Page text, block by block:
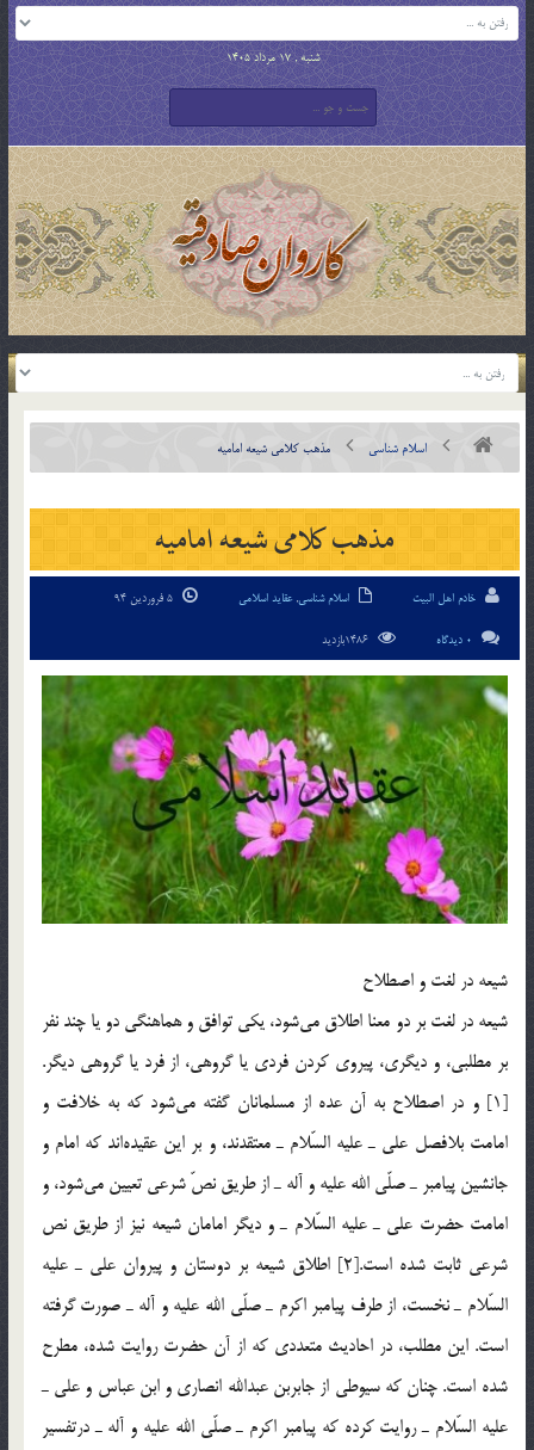
شنبه , 17 مرداد 1405
اسلام شناسی مذهب كلامی شيعه اماميه
مذهب كلامی شيعه اماميه
خادم اهل البیت اسلام شناسی,عقاید اسلامی
0 دیدگاه
شيعه در لغت و اصطلاح
شيعه در لغت بر دو معنا اطلاق مي‌شود، يكي توافق و هماهنگي دو يا چند نفر
بر مطلبي، و ديگري، پيروي كردن فردي يا گروهي، از فرد يا گروهي ديگر.
[1] و در اصطلاح به آن عده از مسلمانان گفته مي‌شود كه به خلافت و
امامت بلافصل علي ـ عليه السّلام ـ معتقدند، و بر اين عقيده‌اند كه امام و
جانشين پيامبر ـ صلّي الله عليه و آله ـ از طريق نصّ شرعي تعيين مي‌شود، و
امامت حضرت علي ـ عليه السّلام ـ و ديگر امامان شيعه نيز از طريق نص
شرعي ثابت شده است.[2] اطلاق شيعه بر دوستان و پيروان علي ـ عليه
السّلام ـ نخست، از طرف پيامبر اكرم ـ صلّي الله عليه و آله ـ صورت گرفته
است. اين مطلب، در احاديث متعددي كه از آن حضرت روايت شده، مطرح
شده است. چنان كه سيوطي از جابربن عبدالله انصاري و ابن عباس و علي ـ
عليه السّلام ـ روايت كرده كه پيامبر اكرم ـ صلّي الله عليه و آله ـ درتفسير